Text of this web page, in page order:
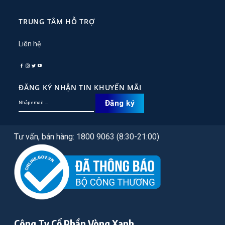
TRUNG TÂM HỖ TRỢ
Liên hệ
ĐĂNG KÝ NHẬN TIN KHUYẾN MÃI
Tư vấn, bán hàng: 1800 9063 (8:30-21:00)